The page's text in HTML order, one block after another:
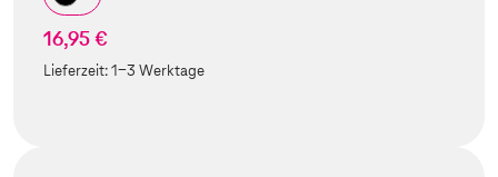
16,95 €
Lieferzeit:1-3 Werktage